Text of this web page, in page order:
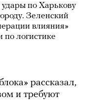
по Харькову
Зеленский
влияния»
логистике
рассказал,
и требуют